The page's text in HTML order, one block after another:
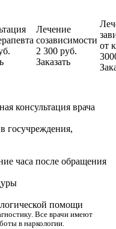
Лечение
созависимости
2 300 руб.
Заказать
от
консультация врача
госучреждения,
часа после обращения
помощи
Все врачи имеют
в наркологии.